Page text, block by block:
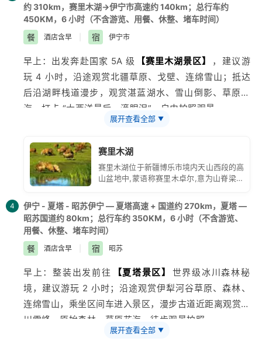
约 310km，赛里木湖→伊宁市高速约 140km；总行车约
450KM，6 小时（不含游览、用餐、休整、堵车时间）
餐
酒店含早 宿 伊宁市
早上：出发奔赴国家 5A 级 【赛里木湖景区】
，建议游
玩 4 小时，沿途观赏北疆草原、戈壁、连绵雪山；抵达
后沿湖畔栈道漫步，观赏湛蓝湖水、雪山倒影、草原花
海，打卡 “大西洋最后一滴眼泪”，自由拍照观景。
- 中午：景区附近自行用餐。
- 傍晚：游玩结束驱车前往伊宁市，沿途欣赏落日湖景，
抵达后办理酒店入住休整。
展开查看全部 ▼
赛里木湖
赛里木湖位于新疆博乐市境内天山西段的高
山盆地中,蒙语称赛里木卓尔,意为山脊梁上
心,包括湖周围风光旖旎的山地森林和湖滨
草原,组成一个湖泊型风景名胜区。
4
伊宁 - 夏塔 - 昭苏伊宁 — 夏塔高速 + 国道约 270km，夏塔 —
昭苏国道约 80km；总行车约 350KM，6 小时（不含游览、
用餐、休整、堵车时间）
餐
酒店含早 宿 昭苏
早上：整装出发前往 【夏塔景区】
世界级冰川森林秘
境，建议游玩 2 小时；沿途观赏伊犁河谷草原、森林、
连绵雪山，乘坐区间车进入景区，漫步古道近距离观赏冰
川雪峰、原始森林、草原花海，徒步观景拍照。
- 中午：景区附近自行用餐。
展开查看全部 ▼